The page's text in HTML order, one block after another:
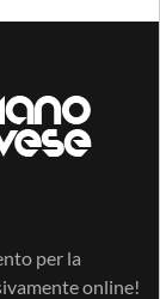
per la
online!